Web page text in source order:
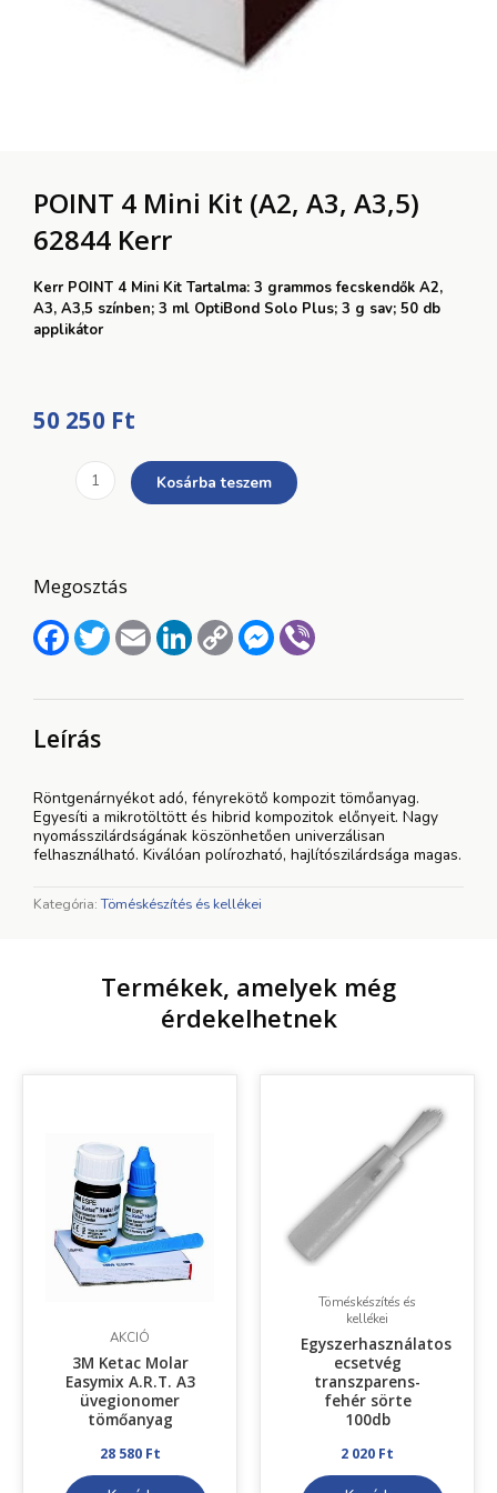
POINT 4 Mini Kit (A2, A3, A3,5)
62844 Kerr
Kerr POINT 4 Mini Kit Tartalma: 3 grammos fecskendők A2,
A3, A3,5 színben; 3 ml OptiBond Solo Plus; 3 g sav; 50 db
applikátor
50 250 Ft
A3,
A3,5)
62844
Kerr
mennyiség
Kosárba teszem
Megosztás
FacebookTwitterEmail LinkedInCopy
Link
Messenger
Leírás
Röntgenárnyékot adó, fényrekötő kompozit tömőanyag.
Egyesíti a mikrotöltött és hibrid kompozitok előnyeit. Nagy
nyomásszilárdságának köszönhetően univerzálisan
felhasználható. Kiválóan polírozható, hajlítószilárdsága magas.
Kategória: Töméskészítés és kellékei
Termékek, amelyek még
érdekelhetnek
AKCIÓ
3M Ketac Molar
Easymix A.R.T. A3
üvegionomer
tömőanyag
28 580 Ft
Töméskészítés és
kellékei
Egyszerhasználatos
ecsetvég
transzparens-
fehér sörte
100db
2 020 Ft